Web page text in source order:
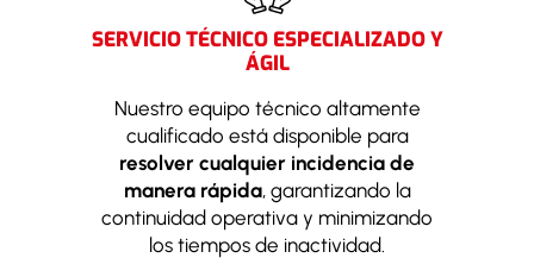
SERVICIO TÉCNICO ESPECIALIZADO Y
ÁGIL
Nuestro equipo técnico altamente
cualificado está disponible para
resolver cualquier incidencia de
manera rápida, garantizando la
continuidad operativa y minimizando
los tiempos de inactividad.